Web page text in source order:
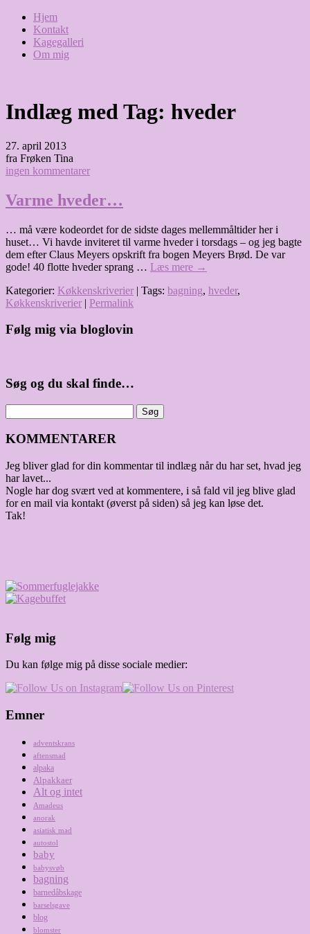
Hjem
Kontakt
Kagegalleri
Om mig
Indlæg med Tag: hveder
27. april 2013
fra Frøken Tina
ingen kommentarer
Varme hveder…
… må være kodeordet for de sidste dages mellemmåltider her i
huset… Vi havde inviteret til varme hveder i torsdags – og jeg bagte
dem efter Claus Meyers opskrift fra bogen Meyers Brød. De var
gode! 40 flotte hveder sprang … Læs mere →
Kategorier: Køkkenskriverier | Tags: bagning, hveder,
Køkkenskriverier | Permalink
Følg mig via bloglovin
Søg og du skal finde…
KOMMENTARER
Jeg bliver glad for din kommentar til indlæg når du har set, hvad jeg
har lavet...
Nogle har dog svært ved at kommentere, i så fald vil jeg blive glad
for en mail via kontakt (øverst på siden) så jeg kan løse det.
Tak!
Følg mig
Du kan følge mig på disse sociale medier:
Emner
adventskrans
aftensmad
alpaka
Alpakkaer
Alt og intet
Amadeus
anorak
asiatisk mad
autostol
baby
babysvøb
bagning
barnedåbskage
barselsgave
blog
blomster